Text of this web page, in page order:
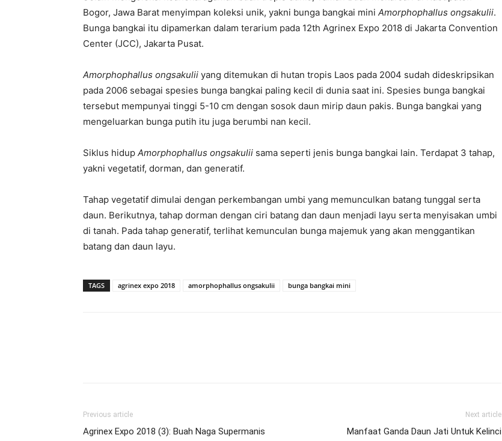
Bogor, Jawa Barat menyimpan koleksi unik, yakni bunga bangkai mini Amorphophallus ongsakulii.
Bunga bangkai itu dipamerkan dalam terarium pada 12th Agrinex Expo 2018 di Jakarta Convention
Center (JCC), Jakarta Pusat.
Amorphophallus ongsakulii yang ditemukan di hutan tropis Laos pada 2004 sudah dideskripsikan
pada 2006 sebagai spesies bunga bangkai paling kecil di dunia saat ini. Spesies bunga bangkai
tersebut mempunyai tinggi 5-10 cm dengan sosok daun mirip daun pakis. Bunga bangkai yang
mengeluarkan bunga putih itu juga berumbi nan kecil.
Siklus hidup Amorphophallus ongsakulii sama seperti jenis bunga bangkai lain. Terdapat 3 tahap,
yakni vegetatif, dorman, dan generatif.
Tahap vegetatif dimulai dengan perkembangan umbi yang memunculkan batang tunggal serta
daun. Berikutnya, tahap dorman dengan ciri batang dan daun menjadi layu serta menyisakan umbi
di tanah. Pada tahap generatif, terlihat kemunculan bunga majemuk yang akan menggantikan
batang dan daun layu.
TAGS agrinex expo 2018 amorphophallus ongsakulii bunga bangkai mini
Previous article
Agrinex Expo 2018 (3): Buah Naga Supermanis
Next article
Manfaat Ganda Daun Jati Untuk Kelinci